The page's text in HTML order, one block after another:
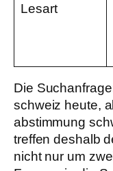
Lesart
Die
schweiz heute,
abstimmung
treffen deshalb
nicht nur um